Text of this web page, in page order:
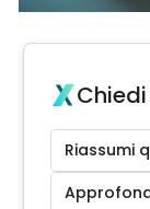
Riassumi